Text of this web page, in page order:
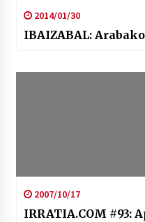
2014/01/30
IBAIZABAL:
2007/10/17
IRRATIA.COM #93: